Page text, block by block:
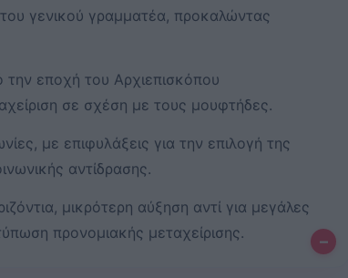
γενικού γραμματέα, προκαλώντας
την εποχή του Αρχιεπισκόπου
σε σχέση με τους μουφτήδες.
με επιφυλάξεις για την επιλογή της
αντίδρασης.
μικρότερη αύξηση αντί για μεγάλες
προνομιακής μεταχείρισης.
–